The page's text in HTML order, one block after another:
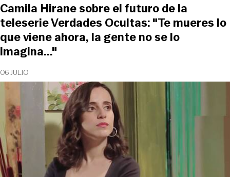
06 JULIO
Camila Hirane sobre el futuro de la
teleserie Verdades Ocultas: "Te mueres lo
que viene ahora, la gente no se lo
imagina..."